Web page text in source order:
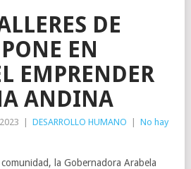
DE
EN
EMPRENDER
ANDINA
DESARROLLO HUMANO
No hay
la Gobernadora Arabela